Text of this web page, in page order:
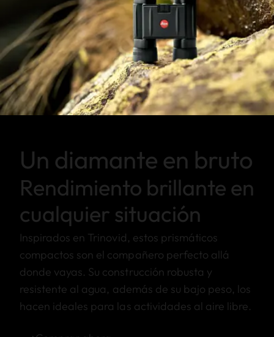
Un diamante en bruto
Rendimiento brillante en
cualquier situación
Inspirados en Trinovid, estos prismáticos
compactos son el compañero perfecto allá
donde vayas. Su construcción robusta y
resistente al agua, además de su bajo peso, los
hacen ideales para las actividades al aire libre.